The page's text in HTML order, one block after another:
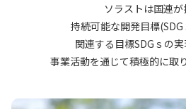
ソラストは国連が
持続可能な開発目標(SDG
関連する目標SDGｓの実
事業活動を通じて積極的に取